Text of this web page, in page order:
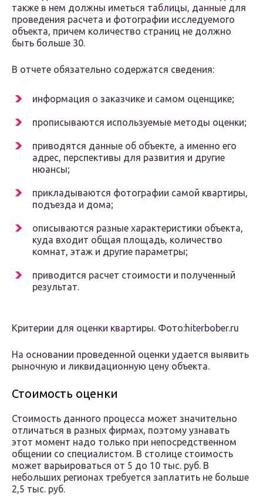
также в нем должны иметься таблицы, данные для
проведения расчета и фотографии исследуемого
объекта, причем количество страниц не должно
быть больше 30.
В отчете обязательно содержатся сведения:
информация о заказчике и самом оценщике;
прописываются используемые методы оценки;
приводятся данные об объекте, а именно его
адрес, перспективы для развития и другие
нюансы;
прикладываются фотографии самой квартиры,
подъезда и дома;
описываются разные характеристики объекта,
куда входит общая площадь, количество
комнат, этаж и другие параметры;
приводится расчет стоимости и полученный
результат.
Критерии для оценки квартиры. Фото:hiterbober.ru
На основании проведенной оценки удается выявить
рыночную и ликвидационную цену объекта.
Стоимость оценки
Стоимость данного процесса может значительно
отличаться в разных фирмах, поэтому узнавать
этот момент надо только при непосредственном
общении со специалистом. В столице стоимость
может варьироваться от 5 до 10 тыс. руб. В
небольших регионах требуется заплатить не больше
2,5 тыс. руб.